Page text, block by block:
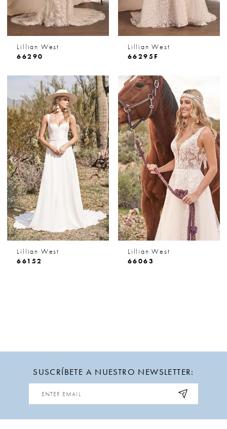
Lillian West
66290
Lillian West
66295F
Lillian West
66152
Lillian West
66063
SUSCRÍBETE A NUESTRO NEWSLETTER: